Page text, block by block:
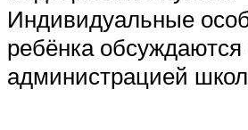
Индивидуальные
ребёнка обсуждаются
администрацией